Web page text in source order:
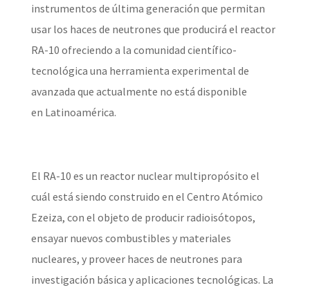
instrumentos de última generación que permitan
usar los haces de neutrones que producirá el reactor
RA-10 ofreciendo a la comunidad científico-
tecnológica una herramienta experimental de
avanzada que actualmente no está disponible
en Latinoamérica.
El RA-10 es un reactor nuclear multipropósito el
cuál está siendo construido en el Centro Atómico
Ezeiza, con el objeto de producir radioisótopos,
ensayar nuevos combustibles y materiales
nucleares, y proveer haces de neutrones para
investigación básica y aplicaciones tecnológicas. La